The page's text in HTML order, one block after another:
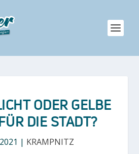
ODER GELBE
DIE STADT?
| KRAMPNITZ